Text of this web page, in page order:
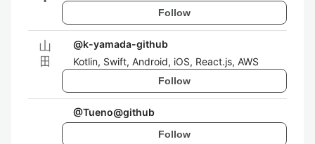
Follow
@k-yamada-github
Kotlin, Swift, Android, iOS, React.js, AWS
Follow
@Tueno@github
Follow